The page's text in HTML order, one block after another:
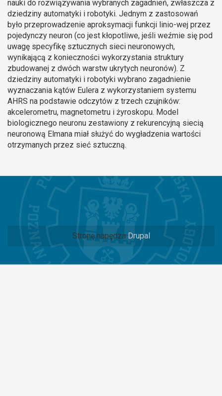
nauki do rozwiązywania wybranych zagadnień, zwłaszcza z
dziedziny automatyki i robotyki. Jednym z zastosowań
było przeprowadzenie aproksymacji funkcji linio-wej przez
pojedynczy neuron (co jest kłopotliwe, jeśli weźmie się pod
uwagę specyfikę sztucznych sieci neuronowych,
wynikającą z konieczności wykorzystania struktury
zbudowanej z dwóch warstw ukrytych neuronów). Z
dziedziny automatyki i robotyki wybrano zagadnienie
wyznaczania kątów Eulera z wykorzystaniem systemu
AHRS na podstawie odczytów z trzech czujników:
akcelerometru, magnetometru i żyroskopu. Model
biologicznego neuronu zestawiony z rekurencyjną siecią
neuronową Elmana miał służyć do wygładzenia wartości
otrzymanych przez sieć sztuczną.
Stronę napędza Drupal